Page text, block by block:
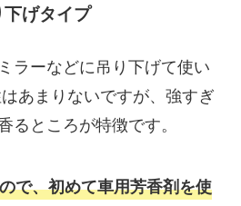
げタイプ
ラーなどに吊り下げて使い
あまりないですが、強すぎ
るところが特徴です。
で、初めて車用芳香剤を使